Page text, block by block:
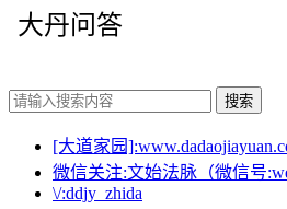
大丹问答
搜索
[大道家园
微信关注:文始法脉（微信号
\/:ddjy_zhida